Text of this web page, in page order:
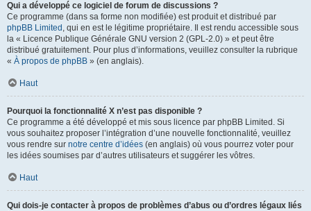
Qui a développé ce logiciel de forum de discussions ?
Ce programme (dans sa forme non modifiée) est produit et distribué par
phpBB Limited , qui en est le légitime propriétaire. Il est rendu accessible sous
la « Licence Publique Générale GNU version 2 (GPL-2.0) » et peut être
distribué gratuitement. Pour plus d’informations, veuillez consulter la rubrique
« À propos de phpBB » (en anglais).
Haut
Pourquoi la fonctionnalité X n’est pas disponible ?
Ce programme a été développé et mis sous licence par phpBB Limited. Si
vous souhaitez proposer l’intégration d’une nouvelle fonctionnalité, veuillez
vous rendre sur notre centre d’idées (en anglais) où vous pourrez voter pour
les idées soumises par d’autres utilisateurs et suggérer les vôtres.
Haut
Qui dois-je contacter à propos de problèmes d’abus ou d’ordres légaux liés